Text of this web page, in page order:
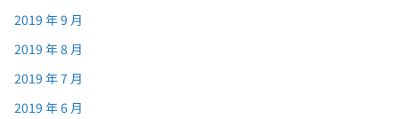
2019 年 9 月
2019 年 8 月
2019 年 7 月
2019 年 6 月